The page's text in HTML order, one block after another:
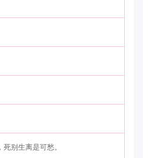
别生离是可愁。